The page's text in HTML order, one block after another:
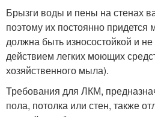
Брызги воды и пены на стенах
поэтому их постоянно придется
должна быть износостойкой и
действием легких моющих
хозяйственного мыла).
Требования для ЛКМ,
пола, потолка или стен, также